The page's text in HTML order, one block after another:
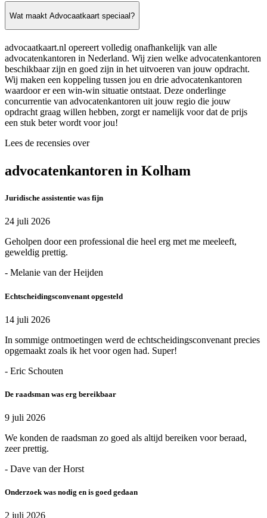
Wat maakt Advocaatkaart speciaal?
advocaatkaart.nl opereert volledig onafhankelijk van alle
advocatenkantoren in Nederland. Wij zien welke advocatenkantoren
beschikbaar zijn en goed zijn in het uitvoeren van jouw opdracht.
Wij maken een koppeling tussen jou en drie advocatenkantoren
waardoor er een win-win situatie ontstaat. Deze onderlinge
concurrentie van advocatenkantoren uit jouw regio die jouw
opdracht graag willen hebben, zorgt er namelijk voor dat de prijs
een stuk beter wordt voor jou!
Lees de recensies over
advocatenkantoren in Kolham
Juridische assistentie was fijn
24 juli 2026
Geholpen door een professional die heel erg met me meeleeft,
geweldig prettig.
- Melanie van der Heijden
Echtscheidingsconvenant opgesteld
14 juli 2026
In sommige ontmoetingen werd de echtscheidingsconvenant precies
opgemaakt zoals ik het voor ogen had. Super!
- Eric Schouten
De raadsman was erg bereikbaar
9 juli 2026
We konden de raadsman zo goed als altijd bereiken voor beraad,
zeer prettig.
- Dave van der Horst
Onderzoek was nodig en is goed gedaan
2 juli 2026